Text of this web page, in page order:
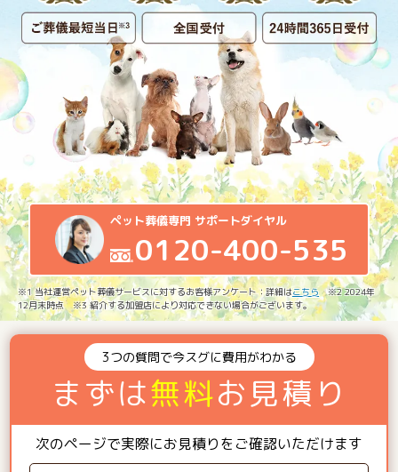
ペット葬儀専門 サポートダイヤル
0120-400-535
※1 当社運営ペット葬儀サービスに対するお客様アンケート：詳細はこちら ※2 2024年
12月末時点 ※3 紹介する加盟店により対応できない場合がございます。
3つの質問で今スグに費用がわかる
まずは無料お見積り
次のページで実際にお見積りをご確認いただけます